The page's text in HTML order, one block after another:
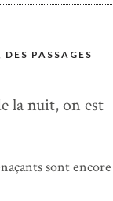
PASSAGES
la nuit, on est
sont encore